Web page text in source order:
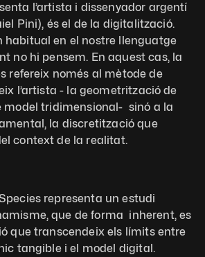
l’artista i dissenyador argentí
Pini), és el de la digitalització.
habitual en el nostre llenguatge
no hi pensem. En aquest cas, la
refereix només al mètode de
l’artista - la geometrització de
model tridimensional-  sinó a la
la discretització que
context de la realitat.
representa un estudi
que de forma  inherent, es
que transcendeix els límits entre
tangible i el model digital.